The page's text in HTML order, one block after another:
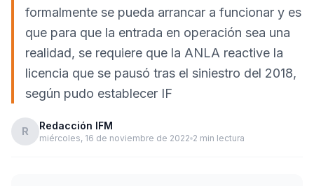
formalmente se pueda arrancar a funcionar y es
que para que la entrada en operación sea una
realidad, se requiere que la ANLA reactive la
licencia que se pausó tras el siniestro del 2018,
según pudo establecer IF
R Redacción IFM
miércoles, 16 de noviembre de 2022 2 min lectura